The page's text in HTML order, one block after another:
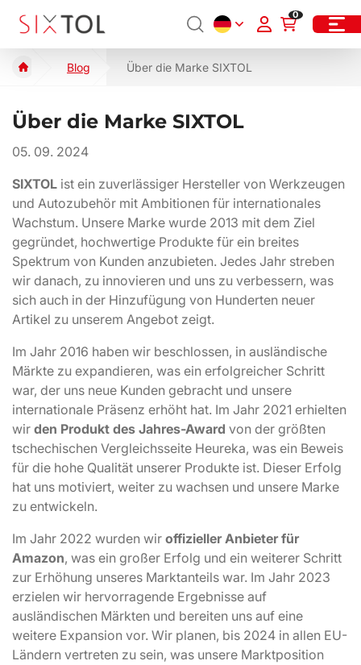
0
Blog Über die Marke SIXTOL
Über die Marke SIXTOL
05. 09. 2024
SIXTOL ist ein zuverlässiger Hersteller von Werkzeugen
und Autozubehör mit Ambitionen für internationales
Wachstum. Unsere Marke wurde 2013 mit dem Ziel
gegründet, hochwertige Produkte für ein breites
Spektrum von Kunden anzubieten. Jedes Jahr streben
wir danach, zu innovieren und uns zu verbessern, was
sich auch in der Hinzufügung von Hunderten neuer
Artikel zu unserem Angebot zeigt.
Im Jahr 2016 haben wir beschlossen, in ausländische
Märkte zu expandieren, was ein erfolgreicher Schritt
war, der uns neue Kunden gebracht und unsere
internationale Präsenz erhöht hat. Im Jahr 2021 erhielten
wir den Produkt des Jahres-Award von der größten
tschechischen Vergleichsseite Heureka, was ein Beweis
für die hohe Qualität unserer Produkte ist. Dieser Erfolg
hat uns motiviert, weiter zu wachsen und unsere Marke
zu entwickeln.
Im Jahr 2022 wurden wir offizieller Anbieter für
Amazon, was ein großer Erfolg und ein weiterer Schritt
zur Erhöhung unseres Marktanteils war. Im Jahr 2023
erzielen wir hervorragende Ergebnisse auf
ausländischen Märkten und bereiten uns auf eine
weitere Expansion vor. Wir planen, bis 2024 in allen EU-
Ländern vertreten zu sein, was unsere Marktposition